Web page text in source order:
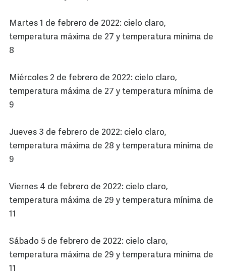
Martes 1 de febrero de 2022: cielo claro,
temperatura máxima de 27 y temperatura mínima de
8
Miércoles 2 de febrero de 2022: cielo claro,
temperatura máxima de 27 y temperatura mínima de
9
Jueves 3 de febrero de 2022: cielo claro,
temperatura máxima de 28 y temperatura mínima de
9
Viernes 4 de febrero de 2022: cielo claro,
temperatura máxima de 29 y temperatura mínima de
11
Sábado 5 de febrero de 2022: cielo claro,
temperatura máxima de 29 y temperatura mínima de
11